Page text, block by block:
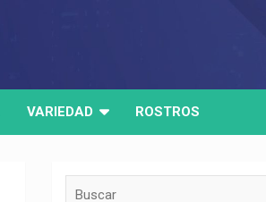
VARIEDAD ROSTROS